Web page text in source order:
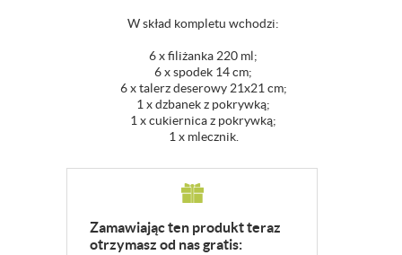
W skład kompletu wchodzi:
6 x filiżanka 220 ml;
6 x spodek 14 cm;
6 x talerz deserowy 21x21 cm;
1 x dzbanek z pokrywką;
1 x cukiernica z pokrywką;
1 x mlecznik.
Zamawiając ten produkt teraz
otrzymasz od nas gratis: